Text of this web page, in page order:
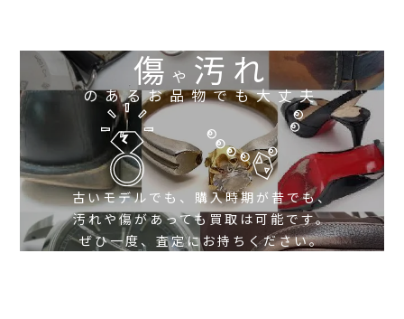
傷や 汚れ
のあるお品物でも大丈夫
古いモデルでも、購入時期が昔でも、
汚れや傷があっても買取は可能です。
ぜひ一度、査定にお持ちください。